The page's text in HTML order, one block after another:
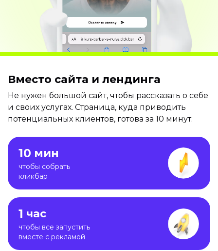
Вместо сайта и лендинга
Не нужен большой сайт, чтобы рассказать о себе
и своих услугах. Страница, куда приводить
потенциальных клиентов, готова за 10 минут.
10 мин
чтобы собрать
кликбар
1 час
чтобы все запустить
вместе с рекламой